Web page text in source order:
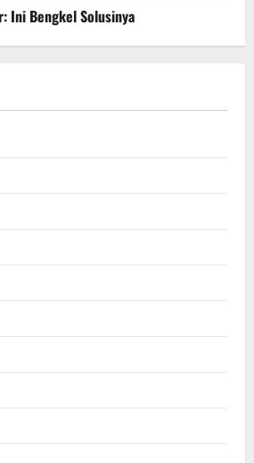
Ini Bengkel Solusinya